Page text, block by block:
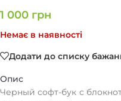
1 000 грн
Немає в наявності
Додати до списку
Опис
Черный софт-бук с